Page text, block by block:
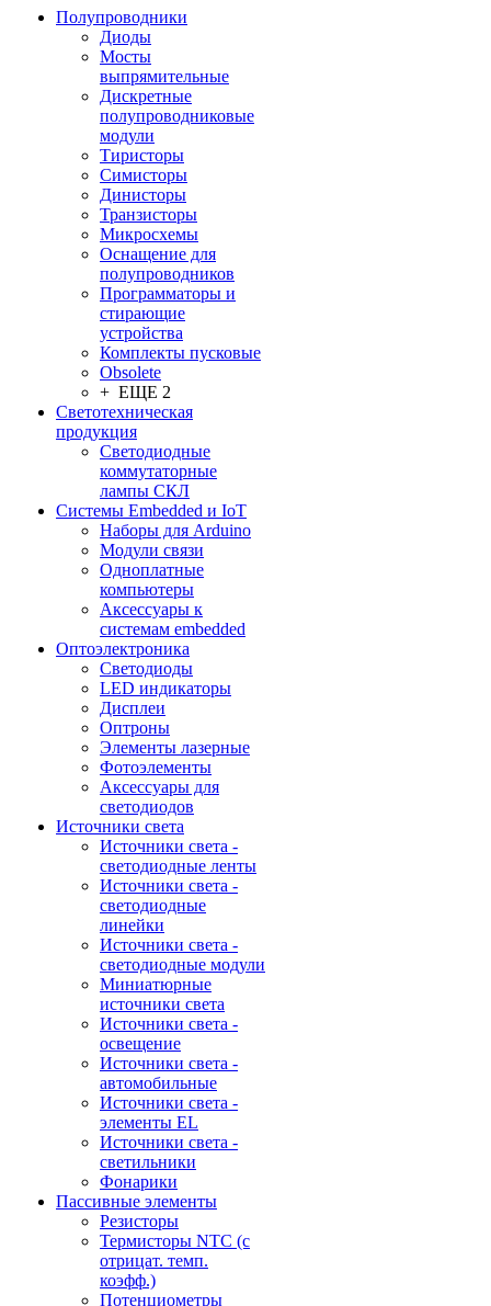
Полупроводники
Диоды
Мосты
выпрямительные
Дискретные
полупроводниковые
модули
Тиристоры
Симисторы
Динисторы
Транзисторы
Микросхемы
Оснащение для
полупроводников
Программаторы и
стирающие
устройства
Комплекты пусковые
Obsolete
+ ЕЩЕ 2
Светотехническая
продукция
Светодиодные
коммутаторные
лампы СКЛ
Системы Embedded и IoT
Наборы для Arduino
Модули связи
Одноплатные
компьютеры
Аксессуары к
системам embedded
Oптоэлектроника
Светодиоды
LED индикаторы
Дисплеи
Оптроны
Элементы лазерные
Фотоэлементы
Аксессуары для
светодиодов
Источники света
Источники света -
светодиодные ленты
Источники света -
светодиодные
линейки
Источники света -
светодиодные модули
Миниатюрные
источники света
Источники света -
освещение
Источники света -
автомобильные
Источники света -
элементы EL
Источники света -
светильники
Фонарики
Пассивные элементы
Резисторы
Термисторы NTC (с
отрицат. темп.
коэфф.)
Потенциометры